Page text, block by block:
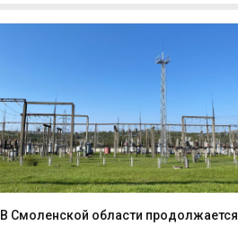
В Смоленской области продолжается